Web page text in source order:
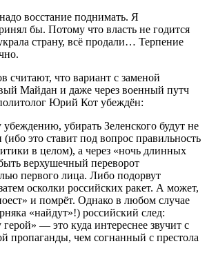
восстание поднимать. Я
бы. Потому что власть не годится
страну, всё продали… Терпение
считают, что вариант с заменой
Майдан и даже через военный путч
Юрий Кот убеждён:
убирать Зеленского будут не
это ставит под вопрос правильность
в целом), а через «ночь длинных
верхушечный переворот
первого лица. Либо подорвут
осколки российских ракет. А может,
и помрёт. Однако в любом случае
«найдут»!) российский след:
— это куда интереснее звучит с
пропаганды, чем согнанный с престола